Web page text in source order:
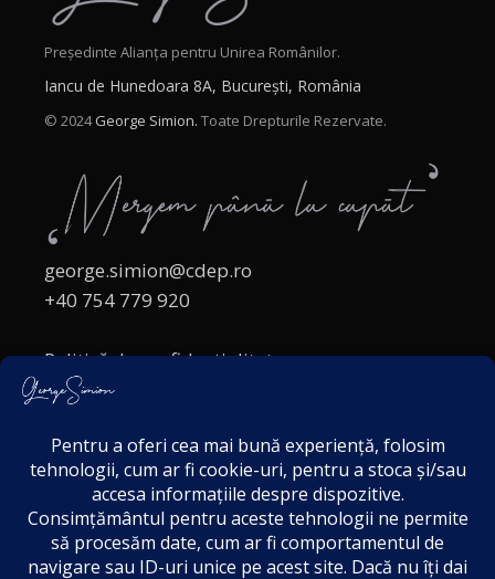
Președinte Alianța pentru Unirea Românilor.
Iancu de Hunedoara 8A, București, România
© 2024George Simion. Toate Drepturile Rezervate.
george.simion@cdep.ro
+40 754 779 920
Politică de confidențialitate
Politica cookies
Acordul de markting
Disclaimer